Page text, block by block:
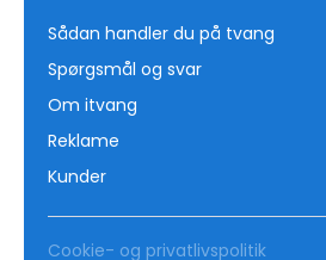
Sådan handler du på tvang
Spørgsmål og svar
Om itvang
Reklame
Kunder
Cookie- og privatlivspolitik